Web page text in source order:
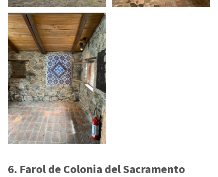
6. Farol de Colonia del Sacramento